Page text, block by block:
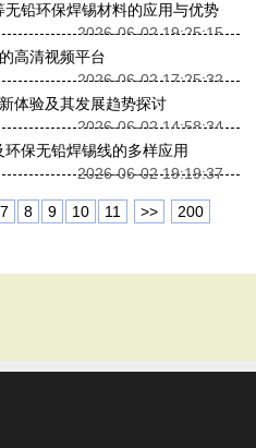
铅环保焊锡材料的应用与优势
2026-06-02 19:25:15
高清视频平台
2026-06-02 17:25:32
体验及其发展趋势探讨
2026-06-02 14:58:34
保无铅焊锡线的多样应用
2026-06-02 19:19:37
7 8 9 10 11 >> 200